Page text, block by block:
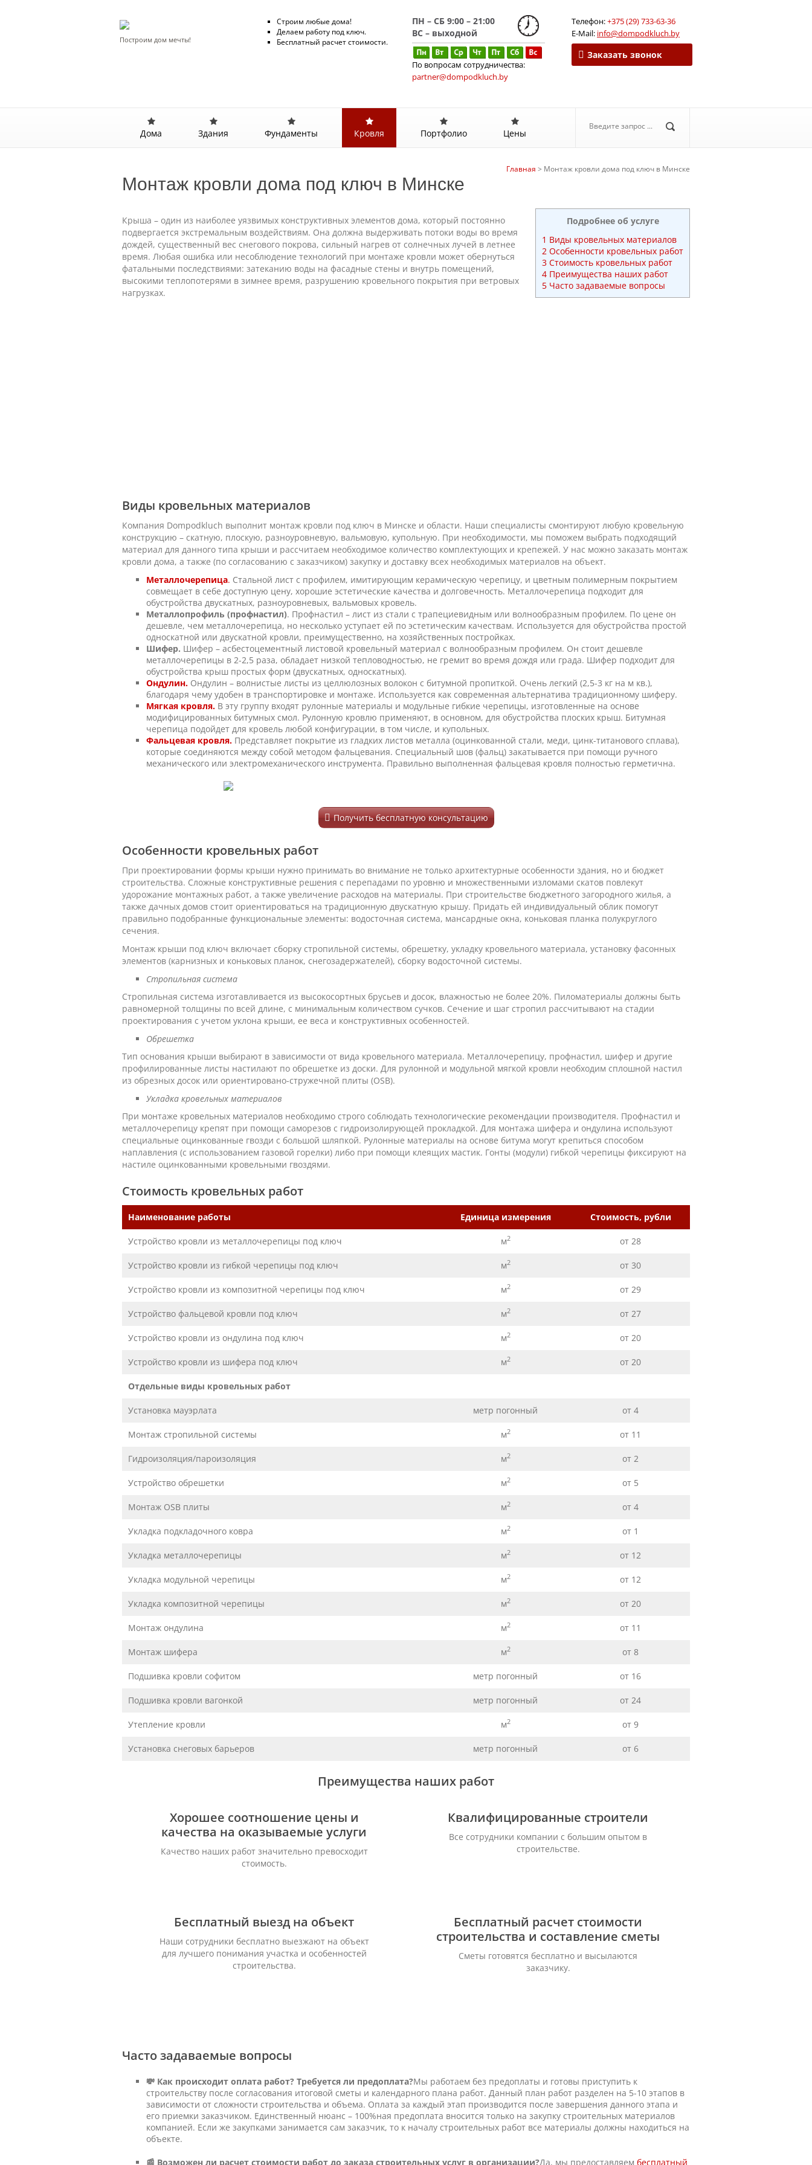
Построим дом мечты!
Строим любые дома!
Делаем работу под ключ.
Бесплатный расчет стоимости.
ПН – СБ 9:00 – 21:00
ВС – выходной
По вопросам сотрудничества:
partner@dompodkluch.by
Телефон:+375 (29) 733-63-36
E-Mail: info@dompodkluch.by
Заказать звонок
Дома Здания Фундаменты Кровля Портфолио Цены
Главная > Монтаж кровли дома под ключ в Минске
Монтаж кровли дома под ключ в Минске
Подробнее об услуге
1 Виды кровельных материалов
2 Особенности кровельных работ
3 Стоимость кровельных работ
4 Преимущества наших работ
5 Часто задаваемые вопросы
Крыша – один из наиболее уязвимых конструктивных элементов дома, который постоянно
подвергается экстремальным воздействиям. Она должна выдерживать потоки воды во время
дождей, существенный вес снегового покрова, сильный нагрев от солнечных лучей в летнее
время. Любая ошибка или несоблюдение технологий при монтаже кровли может обернуться
фатальными последствиями: затеканию воды на фасадные стены и внутрь помещений,
высокими теплопотерями в зимнее время, разрушению кровельного покрытия при ветровых
нагрузках.
Виды кровельных материалов
Компания Dompodkluch выполнит монтаж кровли под ключ в Минске и области. Наши специалисты смонтируют любую кровельную
конструкцию – скатную, плоскую, разноуровневую, вальмовую, купольную. При необходимости, мы поможем выбрать подходящий
материал для данного типа крыши и рассчитаем необходимое количество комплектующих и крепежей. У нас можно заказать монтаж
кровли дома, а также (по согласованию с заказчиком) закупку и доставку всех необходимых материалов на объект.
Металлочерепица. Стальной лист с профилем, имитирующим керамическую черепицу, и цветным полимерным покрытием
совмещает в себе доступную цену, хорошие эстетические качества и долговечность. Металлочерепица подходит для
обустройства двускатных, разноуровневых, вальмовых кровель.
Металлопрофиль (профнастил). Профнастил – лист из стали с трапециевидным или волнообразным профилем. По цене он
дешевле, чем металлочерепица, но несколько уступает ей по эстетическим качествам. Используется для обустройства простой
односкатной или двускатной кровли, преимущественно, на хозяйственных постройках.
Шифер. Шифер – асбестоцементный листовой кровельный материал с волнообразным профилем. Он стоит дешевле
металлочерепицы в 2-2,5 раза, обладает низкой тепловодностью, не гремит во время дождя или града. Шифер подходит для
обустройства крыш простых форм (двускатных, односкатных).
Ондулин. Ондулин – волнистые листы из целлюлозных волокон с битумной пропиткой. Очень легкий (2,5-3 кг на м кв.),
благодаря чему удобен в транспортировке и монтаже. Используется как современная альтернатива традиционному шиферу.
Мягкая кровля. В эту группу входят рулонные материалы и модульные гибкие черепицы, изготовленные на основе
модифицированных битумных смол. Рулонную кровлю применяют, в основном, для обустройства плоских крыш. Битумная
черепица подойдет для кровель любой конфигурации, в том числе, и купольных.
Фальцевая кровля. Представляет покрытие из гладких листов металла (оцинкованной стали, меди, цинк-титанового сплава),
которые соединяются между собой методом фальцевания. Специальный шов (фальц) закатывается при помощи ручного
механического или электромеханического инструмента. Правильно выполненная фальцевая кровля полностью герметична.
Получить бесплатную консультацию
Особенности кровельных работ
При проектировании формы крыши нужно принимать во внимание не только архитектурные особенности здания, но и бюджет
строительства. Сложные конструктивные решения с перепадами по уровню и множественными изломами скатов повлекут
удорожание монтажных работ, а также увеличение расходов на материалы. При строительстве бюджетного загородного жилья, а
также дачных домов стоит ориентироваться на традиционную двускатную крышу. Придать ей индивидуальный облик помогут
правильно подобранные функциональные элементы: водосточная система, мансардные окна, коньковая планка полукруглого
сечения.
Монтаж крыши под ключ включает сборку стропильной системы, обрешетку, укладку кровельного материала, установку фасонных
элементов (карнизных и коньковых планок, снегозадержателей), сборку водосточной системы.
Стропильная система
Стропильная система изготавливается из высокосортных брусьев и досок, влажностью не более 20%. Пиломатериалы должны быть
равномерной толщины по всей длине, с минимальным количеством сучков. Сечение и шаг стропил рассчитывают на стадии
проектирования с учетом уклона крыши, ее веса и конструктивных особенностей.
Обрешетка
Тип основания крыши выбирают в зависимости от вида кровельного материала. Металлочерепицу, профнастил, шифер и другие
профилированные листы настилают по обрешетке из доски. Для рулонной и модульной мягкой кровли необходим сплошной настил
из обрезных досок или ориентировано-стружечной плиты (OSB).
Укладка кровельных материалов
При монтаже кровельных материалов необходимо строго соблюдать технологические рекомендации производителя. Профнастил и
металлочерепицу крепят при помощи саморезов с гидроизолирующей прокладкой. Для монтажа шифера и ондулина используют
специальные оцинкованные гвозди с большой шляпкой. Рулонные материалы на основе битума могут крепиться способом
наплавления (с использованием газовой горелки) либо при помощи клеящих мастик. Гонты (модули) гибкой черепицы фиксируют на
настиле оцинкованными кровельными гвоздями.
Стоимость кровельных работ
Наименование работы Единица измерения Стоимость, рубли
Устройство кровли из металлочерепицы под ключ м2 от 28
Устройство кровли из гибкой черепицы под ключ м2 от 30
Устройство кровли из композитной черепицы под ключ м2 от 29
Устройство фальцевой кровли под ключ м2 от 27
Устройство кровли из ондулина под ключ м2 от 20
Устройство кровли из шифера под ключ м2 от 20
Отдельные виды кровельных работ
Установка мауэрлата метр погонный от 4
Монтаж стропильной системы м2 от 11
Гидроизоляция/пароизоляция м2 от 2
Устройство обрешетки м2 от 5
Монтаж OSB плиты м2 от 4
Укладка подкладочного ковра м2 от 1
Укладка металлочерепицы м2 от 12
Укладка модульной черепицы м2 от 12
Укладка композитной черепицы м2 от 20
Монтаж ондулина м2 от 11
Монтаж шифера м2 от 8
Подшивка кровли софитом метр погонный от 16
Подшивка кровли вагонкой метр погонный от 24
Утепление кровли м2 от 9
Установка снеговых барьеров метр погонный от 6
Преимущества наших работ
Хорошее соотношение цены и
качества на оказываемые услуги
Качество наших работ значительно превосходит
стоимость.
Квалифицированные строители
Все сотрудники компании с большим опытом в
строительстве.
Бесплатный выезд на объект
Наши сотрудники бесплатно выезжают на объект
для лучшего понимания участка и особенностей
строительства.
Бесплатный расчет стоимости
строительства и составление сметы
Сметы готовятся бесплатно и высылаются
заказчику.
Часто задаваемые вопросы
💸 Как происходит оплата работ? Требуется ли предоплата?Мы работаем без предоплаты и готовы приступить к
строительству после согласования итоговой сметы и календарного плана работ. Данный план работ разделен на 5-10 этапов в
зависимости от сложности строительства и объема. Оплата за каждый этап производится после завершения данного этапа и
его приемки заказчиком. Единственный нюанс – 100%ная предоплата вносится только на закупку строительных материалов
компанией. Если же закупками занимается сам заказчик, то к началу строительных работ все материалы должны находиться на
объекте.
📰 Возможен ли расчет стоимости работ до заказа строительных услуг в организации?Да, мы предоставляем бесплатный